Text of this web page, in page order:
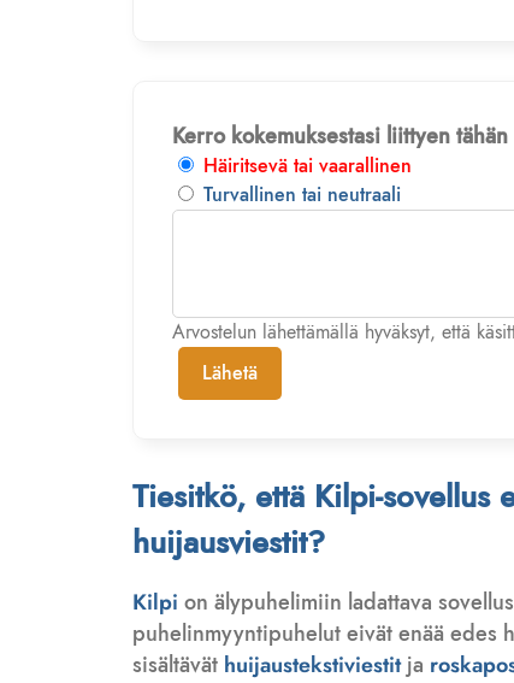
Kerro kokemuksestasi liittyen
Häiritsevä tai vaarallinen
Turvallinen tai neutraali
Arvostelun lähettämällä hyväksyt, että
Lähetä
Tiesitkö, että Kilpi-sovellus
huijausviestit?
Kilpi on älypuhelimiin ladattava
puhelinmyyntipuhelut eivät enää edes
sisältävät huijaustekstiviestitja